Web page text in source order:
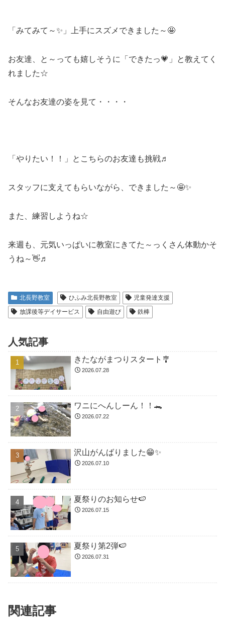
「みてみて～✨」上手にスズメできました～🤩
お友達、と～っても嬉しそうに「できたっ💗」と教えてく
れました☆
そんなお友達の姿を見て・・・・
「やりたい！！」とこちらのお友達も挑戦♬
スタッフに支えてもらいながら、できました～🤩✨
また、練習しようね☆
来週も、元気いっぱいに教室にきてた～っくさん体動かそ
うね～👋♬
北長野教室 ひふみ北長野教室
児童発達支援
放課後等デイサービス
自由遊び 鉄棒
人気記事
きたながまつりスタート🎐
2026.07.28
ワニにへんしーん！！🐊
2026.07.22
沢山がんばりました😁✨
2026.07.10
夏祭りのお知らせ🍉
2026.07.15
夏祭り第2弾🍉
2026.07.31
関連記事